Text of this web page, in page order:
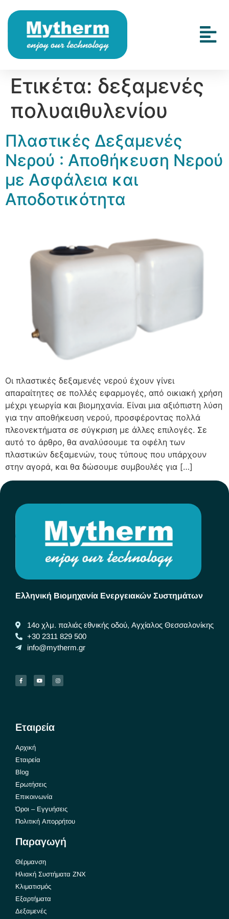
Ετικέτα: δεξαμενές
πολυαιθυλενίου
Πλαστικές Δεξαμενές
Νερού : Αποθήκευση Νερού
με Ασφάλεια και
Αποδοτικότητα
Οι πλαστικές δεξαμενές νερού έχουν γίνει
απαραίτητες σε πολλές εφαρμογές, από οικιακή χρήση
μέχρι γεωργία και βιομηχανία. Είναι μια αξιόπιστη λύση
για την αποθήκευση νερού, προσφέροντας πολλά
πλεονεκτήματα σε σύγκριση με άλλες επιλογές. Σε
αυτό το άρθρο, θα αναλύσουμε τα οφέλη των
πλαστικών δεξαμενών, τους τύπους που υπάρχουν
στην αγορά, και θα δώσουμε συμβουλές για […]
Ελληνική Βιομηχανία Ενεργειακών Συστημάτων
14ο χλμ. παλιάς εθνικής οδού, Αγχίαλος Θεσσαλονίκης
+30 2311 829 500
info@mytherm.gr
Εταιρεία
Αρχική
Εταιρεία
Blog
Ερωτήσεις
Επικοινωνία
Όροι – Εγγυήσεις
Πολιτική Απορρήτου
Παραγωγή
Θέρμανση
Ηλιακή Συστήματα ΖΝΧ
Κλιματισμός
Εξαρτήματα
Δεξαμενές